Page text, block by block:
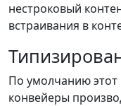
нестроковый
встраивания в
По умолчанию этот
конвейеры